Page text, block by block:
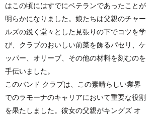
はこの頃にはすでにベテランであったことが
明らかになりました。娘たちは父親のチャー
ルズの鋭く堂々とした見張りの下でコツを学
び、クラブのおいしい前菜を飾るパセリ、ケ
ッパー、オリーブ、その他の材料を刻むのを
手伝いました。
このバンド クラブは、この素晴らしい業界
でのラモーナのキャリアにおいて重要な役割
を果たしました。彼女の父親がキングズ オ